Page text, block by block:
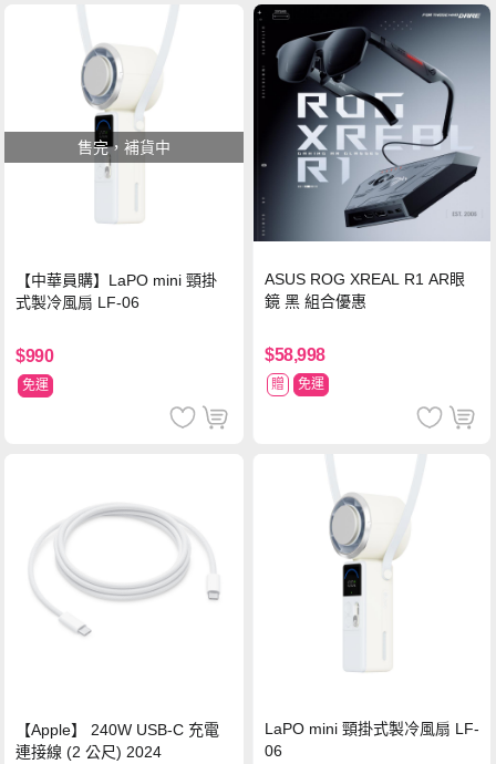
售完，補貨中
【中華員購】LaPO mini 頸掛
式製冷風扇 LF-06
$990
免運
ASUS ROG XREAL R1 AR眼
鏡 黑 組合優惠
$58,998
贈 免運
【Apple】 240W USB-C 充電
連接線 (2 公尺) 2024
LaPO mini 頸掛式製冷風扇 LF-
06